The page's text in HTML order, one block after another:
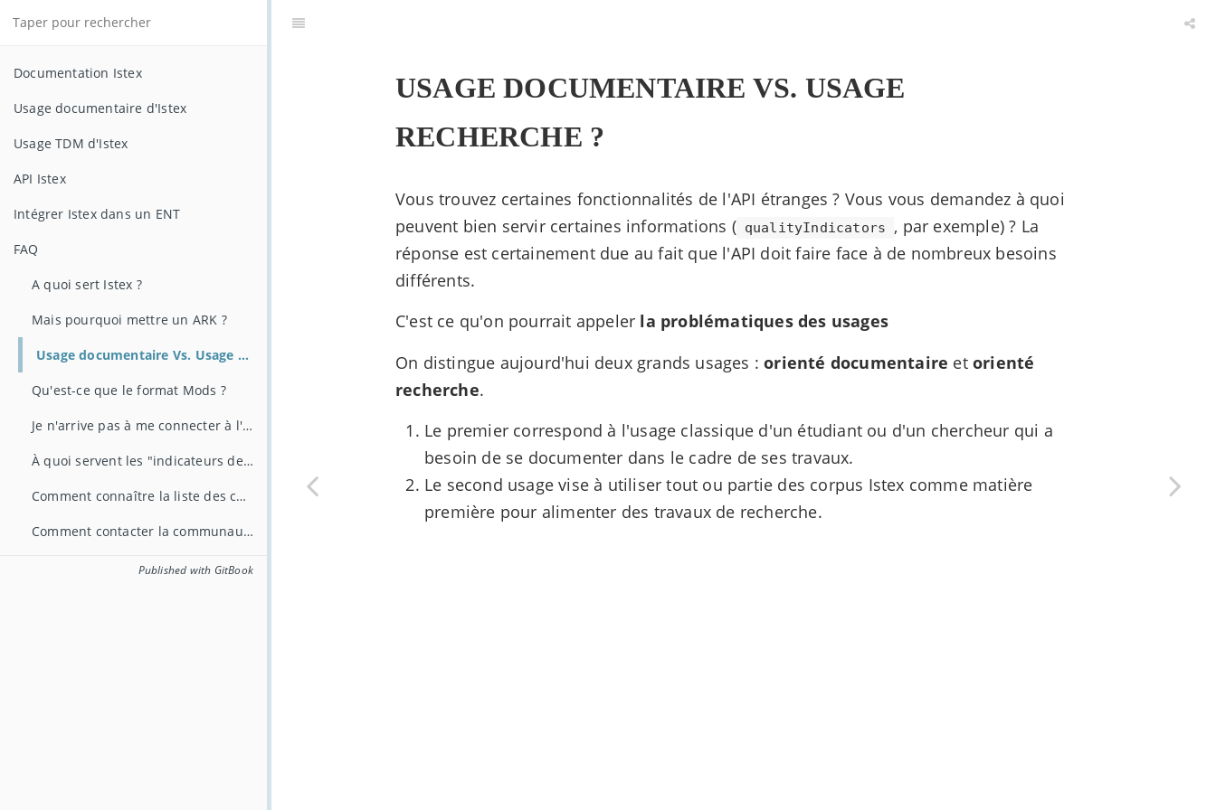
Documentation Istex
Usage documentaire d'Istex
Usage TDM d'Istex
API Istex
Intégrer Istex dans un ENT
FAQ
A quoi sert Istex ?
Mais pourquoi mettre un ARK ?
Usage documentaire Vs. Usage recherche ?
Qu'est-ce que le format Mods ?
Je n'arrive pas à me connecter à l'API, l'accès m'est refusé !
À quoi servent les "indicateurs de qualité" ?
Comment connaître la liste des corpus chargés dans la plateforme Istex ?
Comment contacter la communauté Istex?
Published with GitBook
USAGE DOCUMENTAIRE VS. USAGE
RECHERCHE ?
Vous trouvez certaines fonctionnalités de l'API étranges ? Vous vous demandez à quoi
peuvent bien servir certaines informations ( qualityIndicators
, par exemple) ? La
réponse est certainement due au fait que l'API doit faire face à de nombreux besoins
différents.
C'est ce qu'on pourrait appeler la problématiques des usages
On distingue aujourd'hui deux grands usages :orienté documentaire etorienté
recherche.
Le premier correspond à l'usage classique d'un étudiant ou d'un chercheur qui a
besoin de se documenter dans le cadre de ses travaux.
Le second usage vise à utiliser tout ou partie des corpus Istex comme matière
première pour alimenter des travaux de recherche.